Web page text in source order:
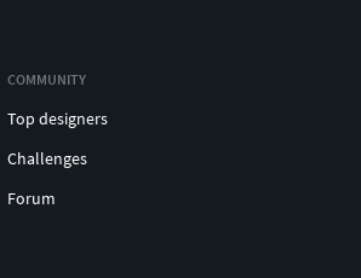
COMMUNITY
Top designers
Challenges
Forum